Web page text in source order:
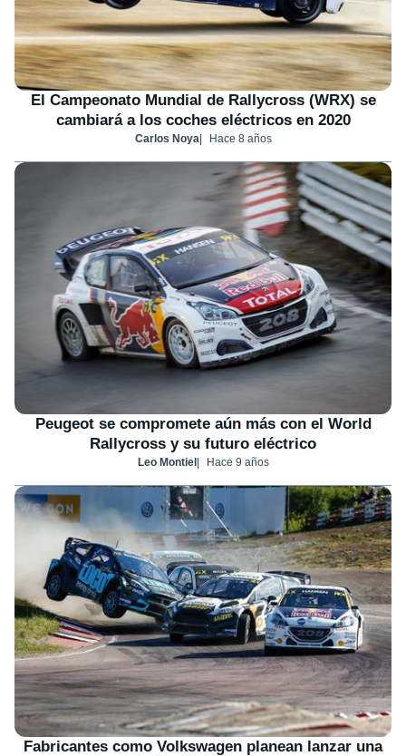
El Campeonato Mundial de Rallycross (WRX) se
cambiará a los coches eléctricos en 2020
Carlos Noya Hace 8 años
Peugeot se compromete aún más con el World
Rallycross y su futuro eléctrico
Leo Montiel Hace 9 años
Fabricantes como Volkswagen planean lanzar una